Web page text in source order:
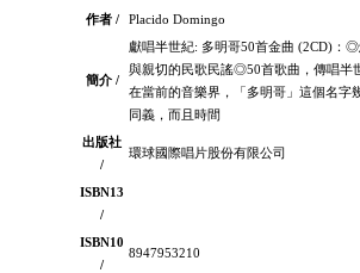
作者 /
Placido Domingo
簡介 /
獻唱半世紀: 多明哥50首金曲 (2CD)：
與親切的民歌民謠◎50首歌曲，傳唱半
在當前的音樂界，「多明哥」這個名字
同義，而且時間
出版社
/
環球國際唱片股份有限公司
ISBN13
/
ISBN10
/
8947953210